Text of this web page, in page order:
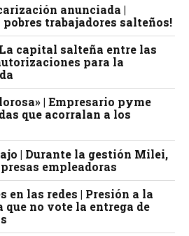
anunciada |
trabajadores salteños!
capital salteña entre las
para la
| Empresario pyme
que acorralan a los
| Durante la gestión Milei,
empleadoras
en las redes | Presión a la
no vote la entrega de